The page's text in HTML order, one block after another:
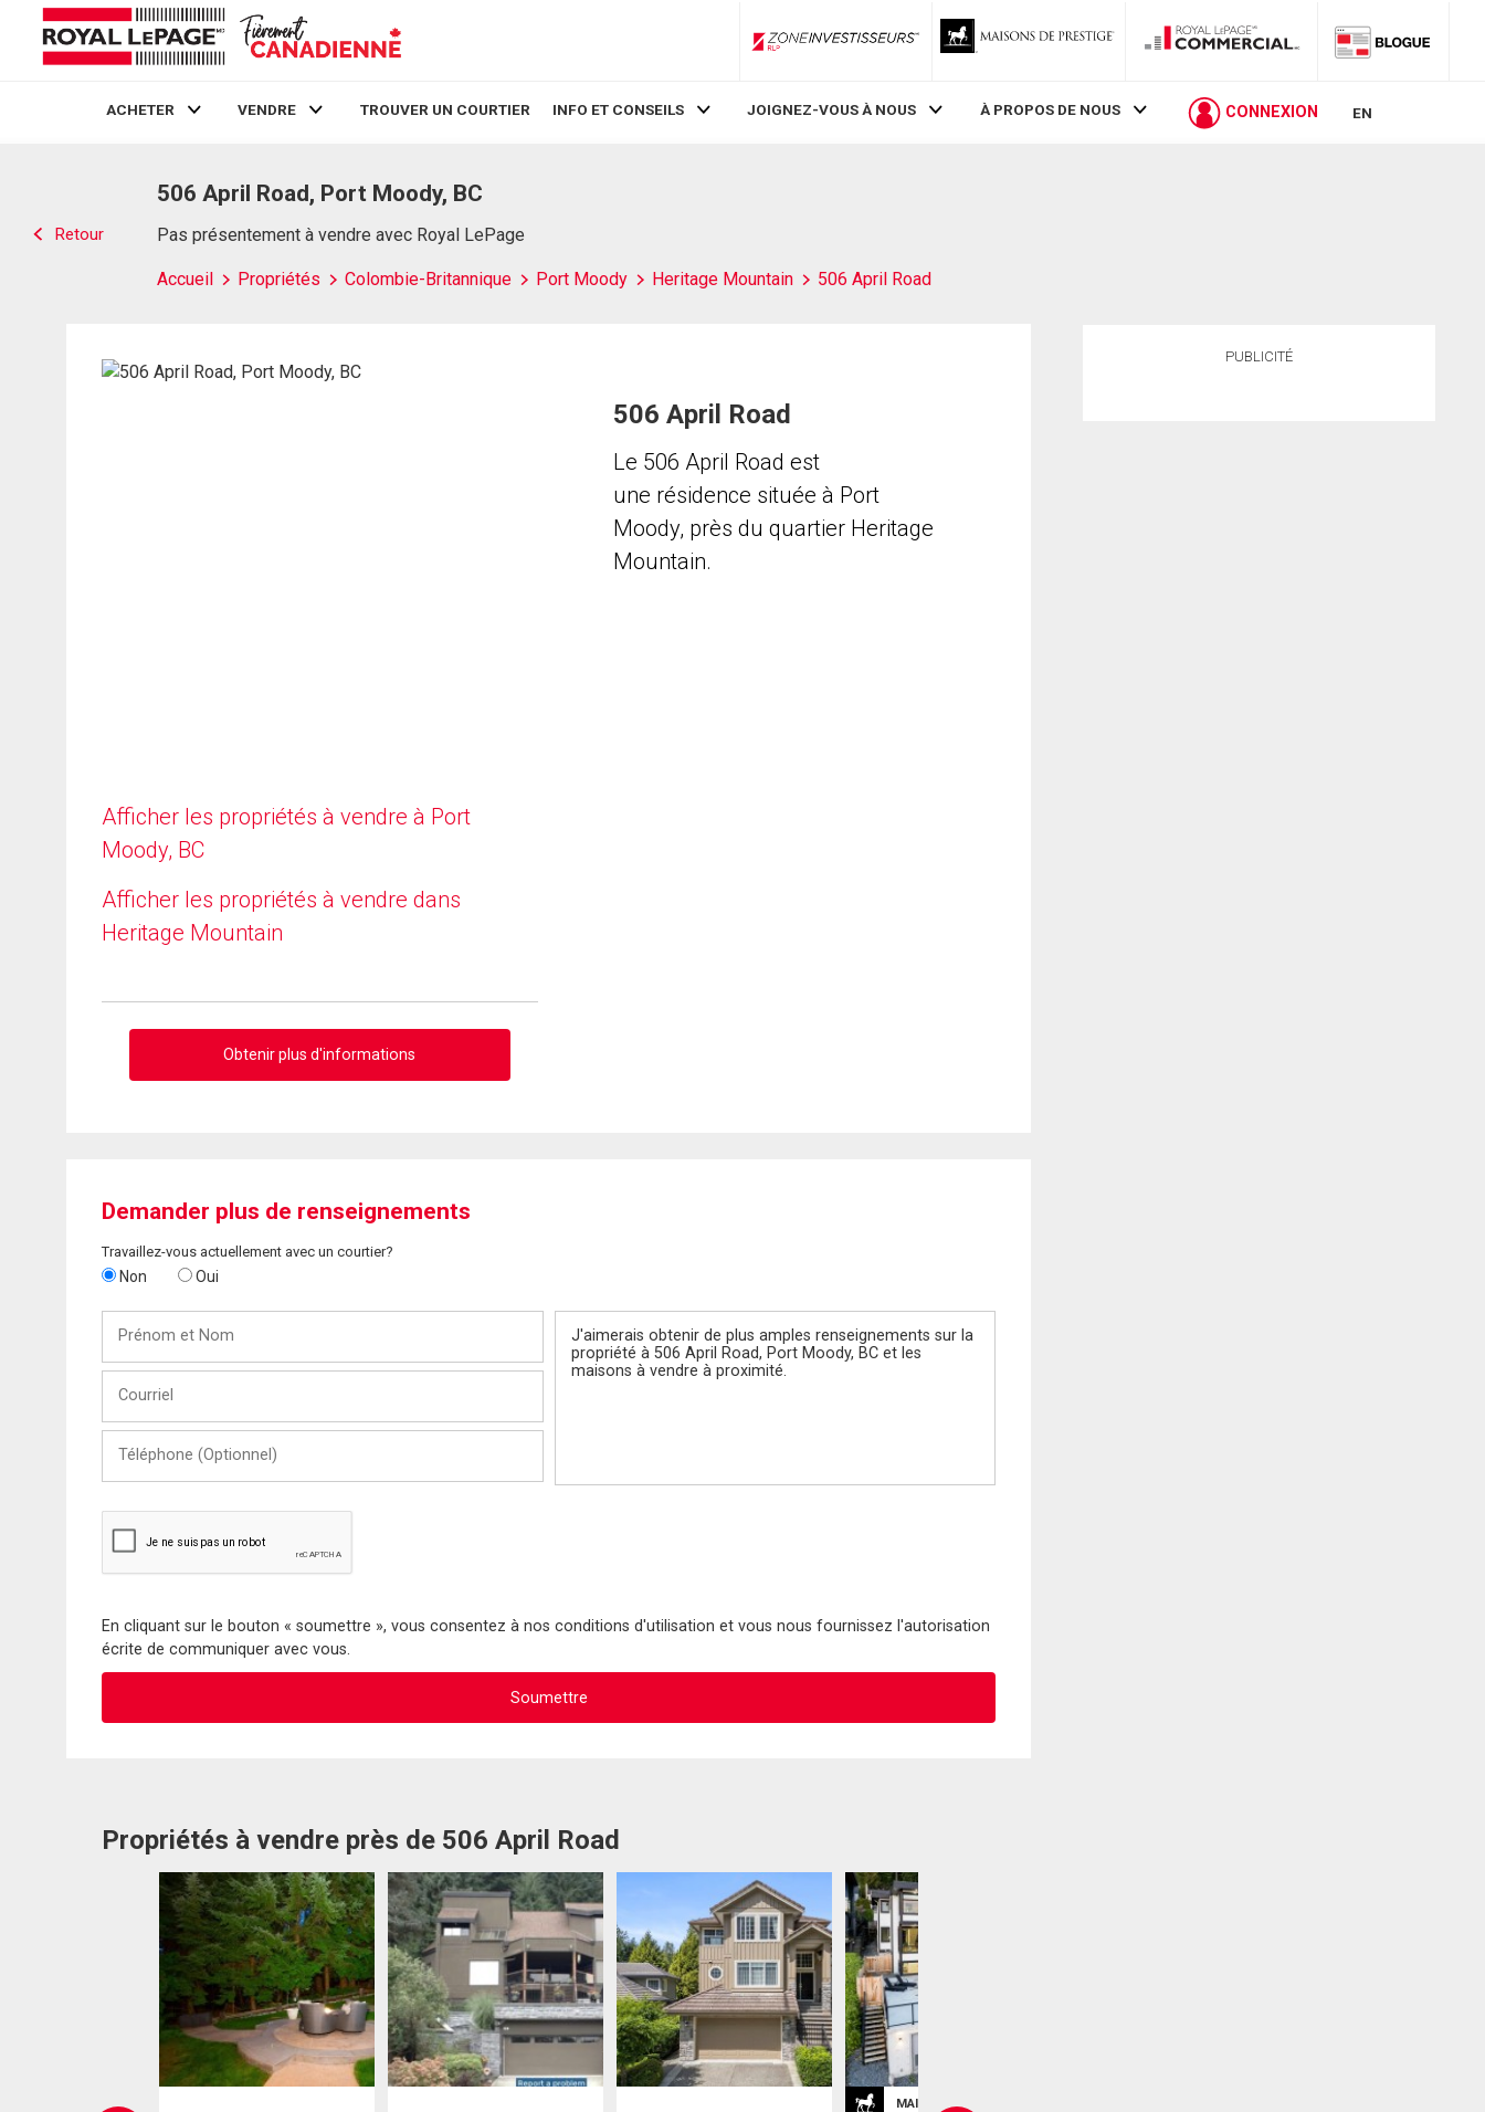
ZoneInvestisseurs RLP
ACHETER VENDRE TROUVER UN COURTIER INFO ET CONSEILS JOIGNEZ-VOUS À NOUS À PROPOS DE NOUS CONNEXION EN
Retour
506 April Road, Port Moody, BC
Pas présentement à vendre avec Royal LePage
Accueil Propriétés Colombie-Britannique Port Moody Heritage Mountain 506 April Road
Afficher les propriétés à vendre à Port
Moody, BC
Afficher les propriétés à vendre dans
Heritage Mountain
Obtenir plus d'informations
506 April Road
Le 506 April Road est
une résidence située à Port
Moody, près du quartier Heritage
Mountain.
Demander plus de renseignements
Travaillez-vous actuellement avec un courtier?
Non Oui
Nom
(Optionnel)
En cliquant sur le bouton « soumettre », vous consentez à nos conditions d'utilisation et vous nous fournissez l'autorisation
écrite de communiquer avec vous.
Propriétés à vendre près de 506 April Road
MAISONS DE PRESTIGE
PUBLICITÉ